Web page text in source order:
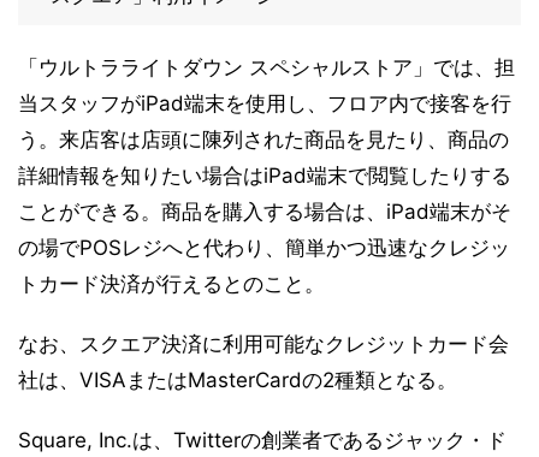
「ウルトラライトダウン スペシャルストア」では、担
当スタッフがiPad端末を使用し、フロア内で接客を行
う。来店客は店頭に陳列された商品を見たり、商品の
詳細情報を知りたい場合はiPad端末で閲覧したりする
ことができる。商品を購入する場合は、iPad端末がそ
の場でPOSレジへと代わり、簡単かつ迅速なクレジッ
トカード決済が行えるとのこと。
なお、スクエア決済に利用可能なクレジットカード会
社は、VISAまたはMasterCardの2種類となる。
Square, Inc.は、Twitterの創業者であるジャック・ド